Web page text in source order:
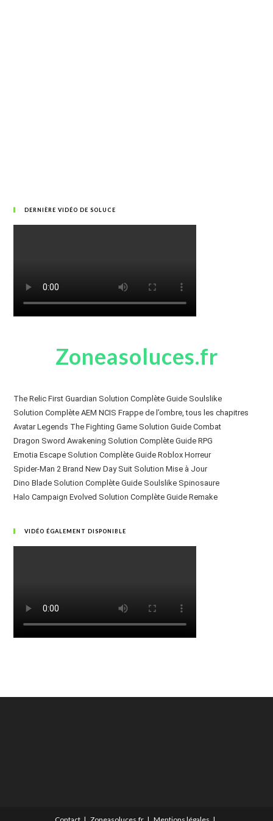
DERNIÈRE VIDÉO DE SOLUCE
Zoneasoluces.fr
The Relic First Guardian Solution Complète Guide Soulslike
Solution Complète AEM NCIS Frappe de l’ombre, tous les chapitres
Avatar Legends The Fighting Game Solution Guide Combat
Dragon Sword Awakening Solution Complète Guide RPG
Emotia Escape Solution Complète Guide Roblox Horreur
Spider-Man 2 Brand New Day Suit Solution Mise à Jour
Dino Blade Solution Complète Guide Soulslike Spinosaure
Halo Campaign Evolved Solution Complète Guide Remake
VIDÉO ÉGALEMENT DISPONIBLE